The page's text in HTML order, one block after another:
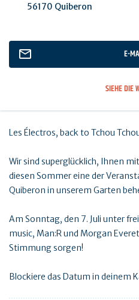
56170 Quiberon
E-
SIEHE DIE
Les Électros, back to Tchou
Wir sind superglücklich, Ihnen
diesen Sommer eine der
Quiberon in unserem Garten
Am Sonntag, den 7. Juli unter
music, Man:R und Morgan
Stimmung sorgen!
Blockiere das Datum in deinem